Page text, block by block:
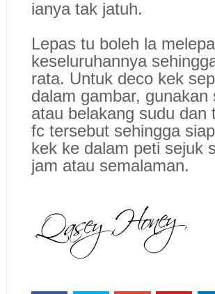
ianya tak jatuh.
Lepas tu boleh la
keseluruhannya
rata. Untuk deco kek
dalam gambar, gunakan
atau belakang sudu dan
fc tersebut sehingga
kek ke dalam peti sejuk
jam atau semalaman.